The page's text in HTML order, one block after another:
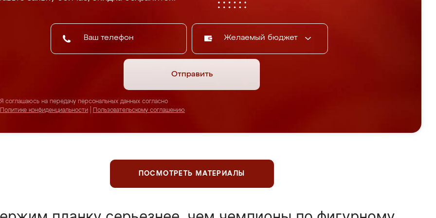
Желаемый бюджет
Отправить
Я соглашаюсь на передачу персональных данных согласно
Политике конфиденциальности
Пользовательскому соглашению
ПОСМОТРЕТЬ МАТЕРИАЛЫ